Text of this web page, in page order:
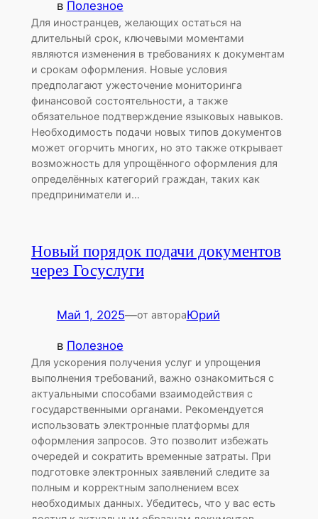
в Полезное
Для иностранцев, желающих остаться на
длительный срок, ключевыми моментами
являются изменения в требованиях к документам
и срокам оформления. Новые условия
предполагают ужесточение мониторинга
финансовой состоятельности, а также
обязательное подтверждение языковых навыков.
Необходимость подачи новых типов документов
может огорчить многих, но это также открывает
возможность для упрощённого оформления для
определённых категорий граждан, таких как
предприниматели и…
Новый порядок подачи документов
через Госуслуги
Май 1, 2025—от автораЮрий
в Полезное
Для ускорения получения услуг и упрощения
выполнения требований, важно ознакомиться с
актуальными способами взаимодействия с
государственными органами. Рекомендуется
использовать электронные платформы для
оформления запросов. Это позволит избежать
очередей и сократить временные затраты. При
подготовке электронных заявлений следите за
полным и корректным заполнением всех
необходимых данных. Убедитесь, что у вас есть